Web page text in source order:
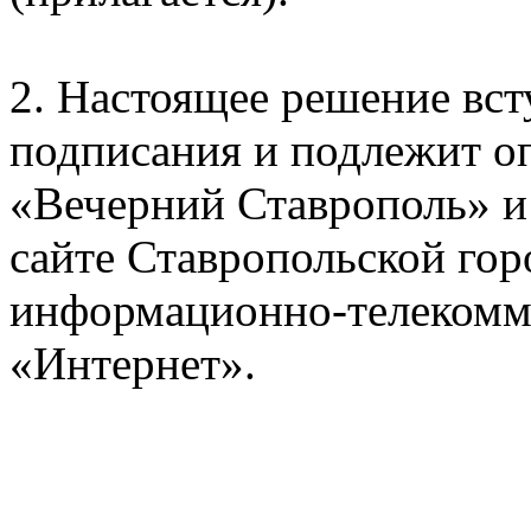
2. Настоящее решение
подписания и подлежит
«Вечерний Ставрополь»
сайте Ставропольской
информационно-
«Интернет».